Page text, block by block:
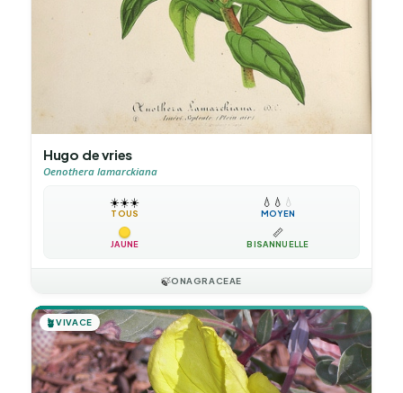
Hugo de vries
Oenothera lamarckiana
☀️☀️☀️
TOUS
💧 💧 💧
MOYEN
JAUNE
📏
BISANNUELLE
🍃ONAGRACEAE
🪴VIVACE